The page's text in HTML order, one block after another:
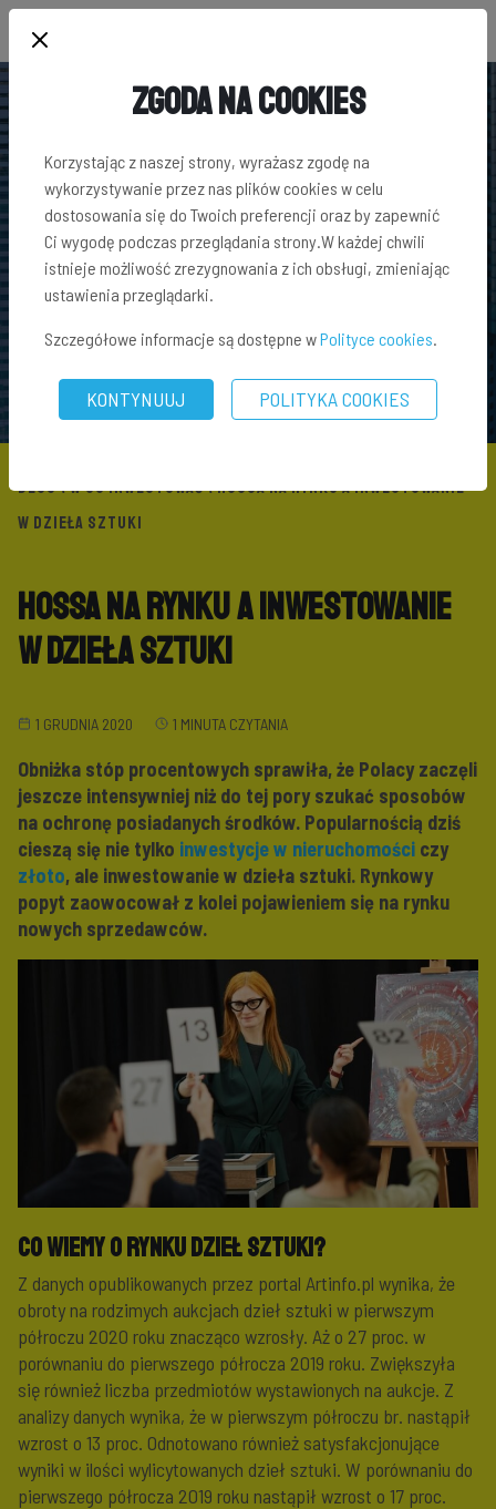
BLOG\W CO INWESTOWAĆ\ HOSSA NA RYNKU A INWESTOWANIE
W DZIEŁA SZTUKI
Hossa na rynku a inwestowanie
w dzieła sztuki
1 GRUDNIA 2020 1 MINUTA CZYTANIA
Obniżka stóp procentowych sprawiła, że Polacy zaczęli
jeszcze intensywniej niż do tej pory szukać sposobów
na ochronę posiadanych środków. Popularnością dziś
cieszą się nie tylko inwestycje w nieruchomości czy
złoto, ale inwestowanie w dzieła sztuki. Rynkowy
popyt zaowocował z kolei pojawieniem się na rynku
nowych sprzedawców.
Co wiemy o rynku dzieł sztuki?
Z danych opublikowanych przez portal Artinfo.pl wynika, że
obroty na rodzimych aukcjach dzieł sztuki w pierwszym
półroczu 2020 roku znacząco wzrosły. Aż o 27 proc. w
porównaniu do pierwszego półrocza 2019 roku. Zwiększyła
się również liczba przedmiotów wystawionych na aukcje. Z
analizy danych wynika, że w pierwszym półroczu br. nastąpił
wzrost o 13 proc. Odnotowano również satysfakcjonujące
wyniki w ilości wylicytowanych dzieł sztuki. W porównaniu do
pierwszego półrocza 2019 roku nastąpił wzrost o 17 proc.
Zgoda na Cookies
Korzystając z naszej strony, wyrażasz zgodę na
wykorzystywanie przez nas plików cookies w celu
dostosowania się do Twoich preferencji oraz by zapewnić
Ci wygodę podczas przeglądania strony.W każdej chwili
istnieje możliwość zrezygnowania z ich obsługi, zmieniając
ustawienia przeglądarki.
Szczegółowe informacje są dostępne wPolityce cookies.
KONTYNUUJ POLITYKA COOKIES